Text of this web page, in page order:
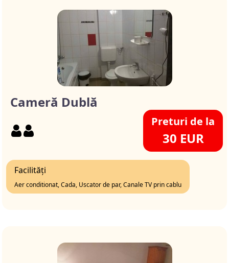
Cameră Dublă
Preturi de la
30 EUR
Facilități
Aer conditionat, Cada, Uscator de par, Canale TV prin cablu